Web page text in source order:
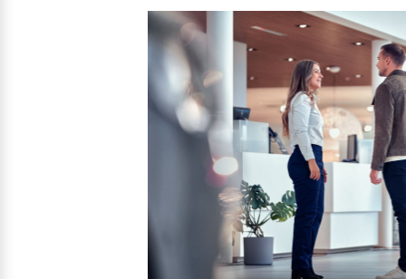
Mehr erfahren
Frühjahrscheck
Entdecken Sie unsere saisonalen
Mehr erfahren
Finanzierung & Leasing